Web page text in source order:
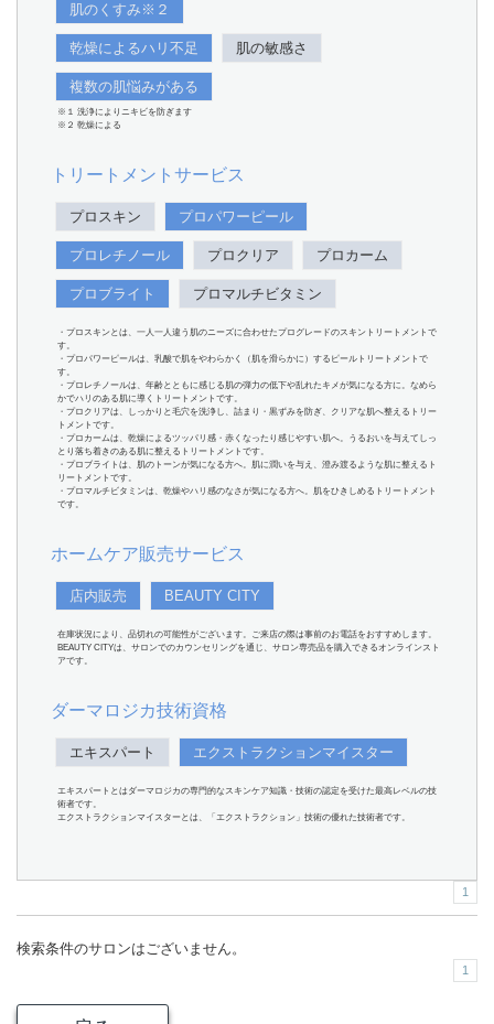
肌のくすみ※２
乾燥によるハリ不足 肌の敏感さ
複数の肌悩みがある
※１ 洗浄によりニキビを防ぎます
※２ 乾燥による
トリートメントサービス
プロスキン プロパワーピール
プロレチノール プロクリア プロカーム
プロブライト プロマルチビタミン
・プロスキンとは、一人一人違う肌のニーズに合わせたプログレードのスキントリートメントで
す。
・プロパワーピールは、乳酸で肌をやわらかく（肌を滑らかに）するピールトリートメントで
す。
・プロレチノールは、年齢とともに感じる肌の弾力の低下や乱れたキメが気になる方に。なめら
かでハリのある肌に導くトリートメントです。
・プロクリアは、しっかりと毛穴を洗浄し、詰まり・黒ずみを防ぎ、クリアな肌へ整えるトリー
トメントです。
・プロカームは、乾燥によるツッパリ感・赤くなったり感じやすい肌へ。うるおいを与えてしっ
とり落ち着きのある肌に整えるトリートメントです。
・プロブライトは、肌のトーンが気になる方へ。肌に潤いを与え、澄み渡るような肌に整えるト
リートメントです。
・プロマルチビタミンは、乾燥やハリ感のなさが気になる方へ。肌をひきしめるトリートメント
です。
ホームケア販売サービス
店内販売 BEAUTY CITY
在庫状況により、品切れの可能性がございます。ご来店の際は事前のお電話をおすすめします。
BEAUTY CITYは、サロンでのカウンセリングを通じ、サロン専売品を購入できるオンラインスト
アです。
ダーマロジカ技術資格
エキスパート エクストラクションマイスター
エキスパートとはダーマロジカの専門的なスキンケア知識・技術の認定を受けた最高レベルの技
術者です。
エクストラクションマイスターとは、「エクストラクション」技術の優れた技術者です。
1
検索条件のサロンはございません。
1